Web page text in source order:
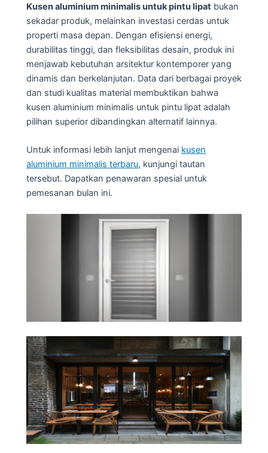
Kusen aluminium minimalis untuk pintu lipat bukan
sekadar produk, melainkan investasi cerdas untuk
properti masa depan. Dengan efisiensi energi,
durabilitas tinggi, dan fleksibilitas desain, produk ini
menjawab kebutuhan arsitektur kontemporer yang
dinamis dan berkelanjutan. Data dari berbagai proyek
dan studi kualitas material membuktikan bahwa
kusen aluminium minimalis untuk pintu lipat adalah
pilihan superior dibandingkan alternatif lainnya.
Untuk informasi lebih lanjut mengenai kusen
aluminium minimalis terbaru, kunjungi tautan
tersebut. Dapatkan penawaran spesial untuk
pemesanan bulan ini.